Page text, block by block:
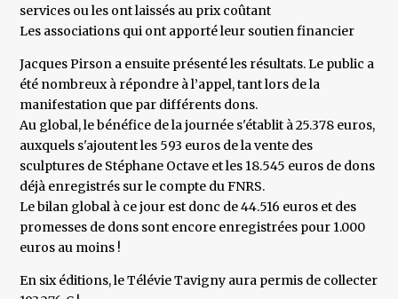
services ou les ont laissés au prix coûtant
Les associations qui ont apporté leur soutien financier
Jacques Pirson a ensuite présenté les résultats. Le public a
été nombreux à répondre à l’appel, tant lors de la
manifestation que par différents dons.
Au global, le bénéfice de la journée s'établit à 25.378 euros,
auxquels s'ajoutent les 593 euros de la vente des
sculptures de Stéphane Octave et les 18.545 euros de dons
déjà enregistrés sur le compte du FNRS.
Le bilan global à ce jour est donc de 44.516 euros et des
promesses de dons sont encore enregistrées pour 1.000
euros au moins !
En six éditions, le Télévie Tavigny aura permis de collecter